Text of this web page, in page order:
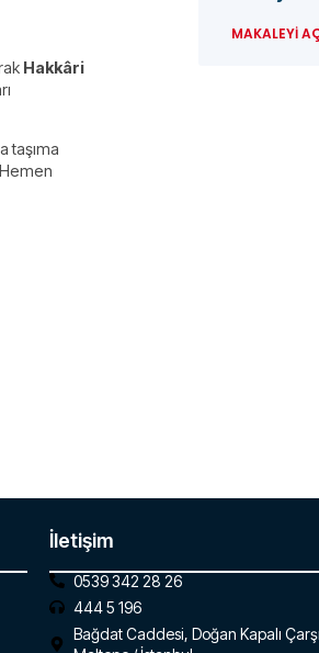
Hakkâri
taşıma
MAKALEYI
İletişim
0539 342 28 26
444 5 196
Bağdat Caddesi, Doğan Kapalı